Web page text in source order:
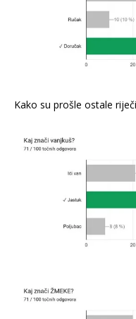
Kako su prošle ostale